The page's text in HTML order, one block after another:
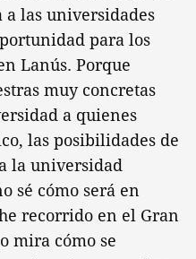
las universidades
para los
Lanús. Porque
muy concretas
a quienes
las posibilidades de
la universidad
sé cómo será en
recorrido en el Gran
mira cómo se